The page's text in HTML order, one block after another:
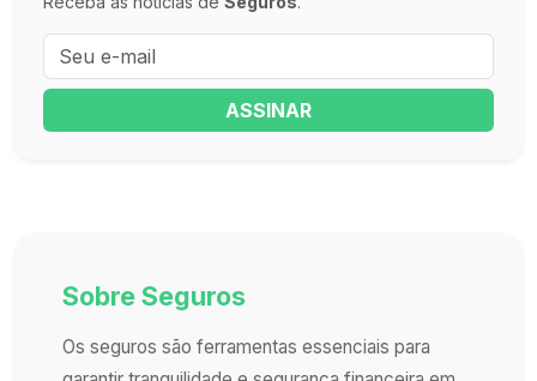
ASSINAR
Sobre Seguros
Os seguros são ferramentas essenciais para